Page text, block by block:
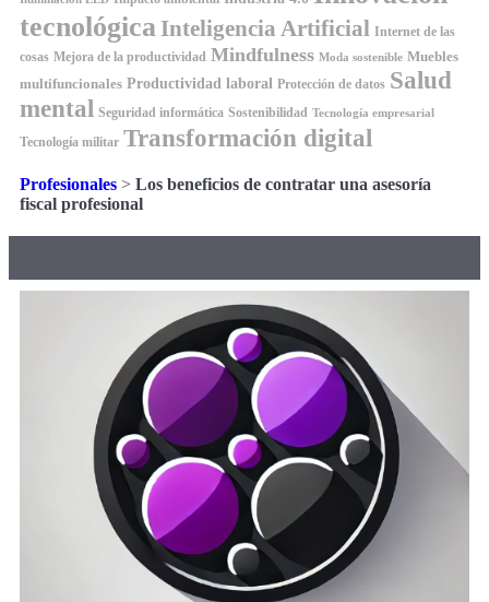
tecnológica Inteligencia Artificial Internet de las
cosas Mejora de la productividad Mindfulness Moda sostenible Muebles
multifuncionales Productividad laboral Protección de datos Salud
mental Seguridad informática Sostenibilidad Tecnología empresarial
Tecnología militar Transformación digital
Profesionales > Los beneficios de contratar una asesoría
fiscal profesional